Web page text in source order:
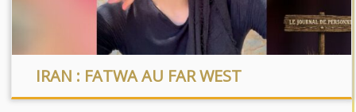
IRAN : FATWA AU FAR WEST